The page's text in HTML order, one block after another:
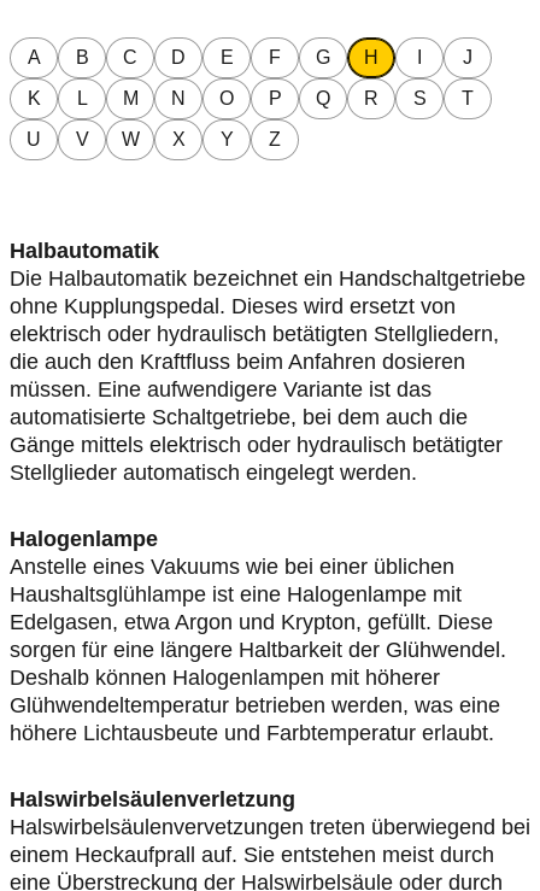
A B C D E F G H
J
K
L M N O P Q R S
T
U
V W X Y Z
Halbautomatik
Die Halbautomatik bezeichnet ein Handschaltgetriebe
ohne Kupplungspedal. Dieses wird ersetzt von
elektrisch oder hydraulisch betätigten Stellgliedern,
die auch den Kraftfluss beim Anfahren dosieren
müssen. Eine aufwendigere Variante ist das
automatisierte Schaltgetriebe, bei dem auch die
Gänge mittels elektrisch oder hydraulisch betätigter
Stellglieder automatisch eingelegt werden.
Halogenlampe
Anstelle eines Vakuums wie bei einer üblichen
Haushaltsglühlampe ist eine Halogenlampe mit
Edelgasen, etwa Argon und Krypton, gefüllt. Diese
sorgen für eine längere Haltbarkeit der Glühwendel.
Deshalb können Halogenlampen mit höherer
Glühwendeltemperatur betrieben werden, was eine
höhere Lichtausbeute und Farbtemperatur erlaubt.
Halswirbelsäulenverletzung
Halswirbelsäulenvervetzungen treten überwiegend bei
einem Heckaufprall auf. Sie entstehen meist durch
eine Überstreckung der Halswirbelsäule oder durch